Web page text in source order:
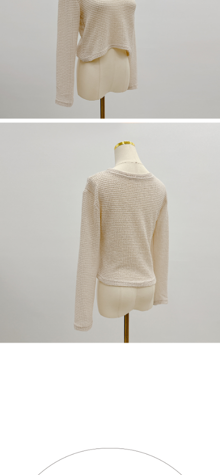
す。AFTEEの個人情報の収集、処理、利用について、詳細はAFTEE公式ホ
ームページの『個人情報の収集、処理及び利用に関する声明』をご参照く
https://aftee.tw/privacypolicy/）。
AFTEEの初回ご利用の際に、審査を通過すれば、最高額がNT$10,000にな
ります。支払い期限を過ぎた場合、その金額に基づいて年利20%の遅延滞
納金が加算されます。未成年の利用者は、事前に法定代理人または後見人
の同意を得ればAFTEEをご利用いただけます。
個人情報の処理、利用について疑問がある、または関連する法律の権利を
行使したい場合は、ネットプロテクションズ
にご連絡ください。上記に示した個人情報を、必要な購入注文書とあわせ
理、利用を許可することににご同意いただけない場合は、当サービスを選